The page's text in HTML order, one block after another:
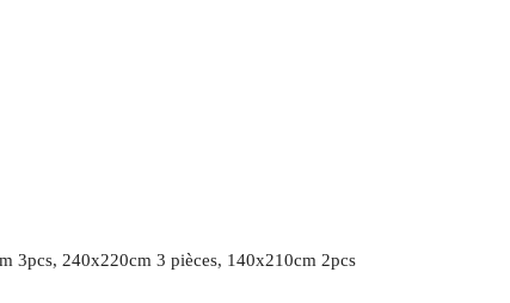
3pcs, 240x220cm 3 pièces, 140x210cm 2pcs